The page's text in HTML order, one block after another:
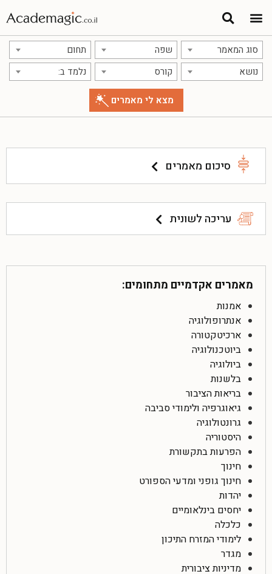
סוג המאמר שפה
תחום
נושא
קורס נלמד ב:
סיכום מאמרים
עריכה לשונית
מאמרים אקדמיים מתחומים:
אמנות
אנתרופולוגיה
ארכיטקטורה
ביוטכנולוגיה
ביולוגיה
בלשנות
בריאות הציבור
גיאוגרפיה ולימודי סביבה
גרונטולוגיה
היסטוריה
הפרעות בתקשורת
חינוך
חינוך גופני ומדעי הספורט
יהדות
יחסים בינלאומיים
כלכלה
לימודי המזרח התיכון
מגדר
מדיניות ציבורית